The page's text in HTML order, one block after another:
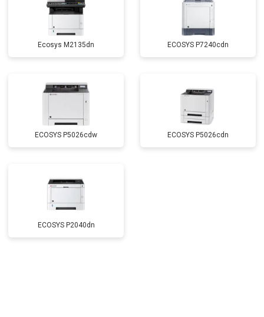
Ecosys M2135dn ECOSYS P7240cdn
ECOSYS P5026cdw ECOSYS P5026cdn
ECOSYS P2040dn